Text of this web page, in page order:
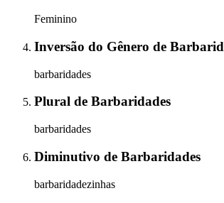
Feminino
Inversão do Gênero de
barbaridades
Plural de Barbaridades
barbaridades
Diminutivo de Barbaridades
barbaridadezinhas